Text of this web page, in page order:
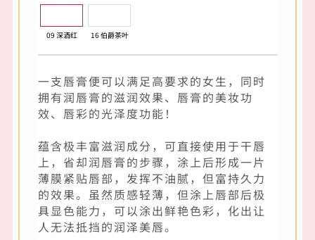
09 深酒红 16 伯爵茶叶
一支唇膏便可以满足高要求的女生，同时
拥有润唇膏的滋润效果、唇膏的美妆功
效、唇彩的光泽度功能！
蕴含极丰富滋润成分，可直接使用于干唇
上，省却润唇膏的步骤，涂上后形成一片
薄膜紧贴唇部，发挥不油腻，但富持久力
的效果。虽然质感轻薄，但涂上唇部后极
具显色能力，可以涂出鲜艳色彩，化出让
人无法抵挡的润泽美唇。